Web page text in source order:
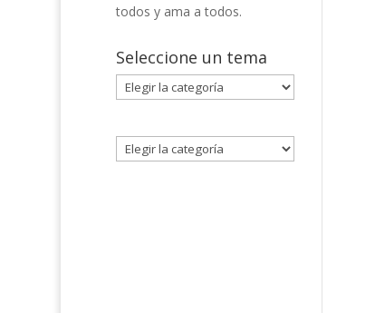
todos y ama a todos.
Seleccione un tema
Seleccione
un